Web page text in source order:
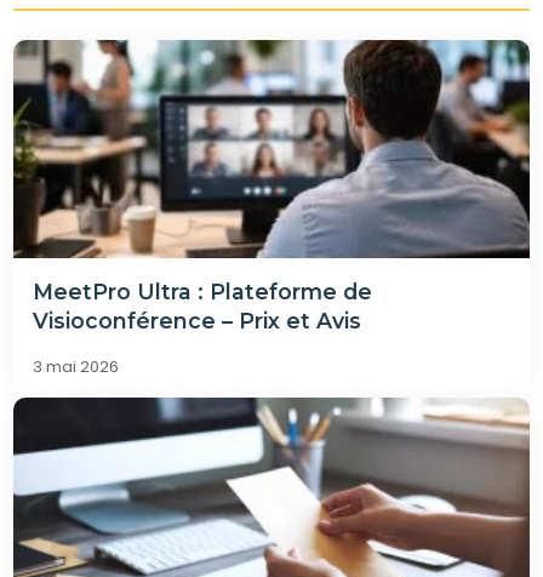
MeetPro Ultra : Plateforme de
Visioconférence – Prix et Avis
3 mai 2026